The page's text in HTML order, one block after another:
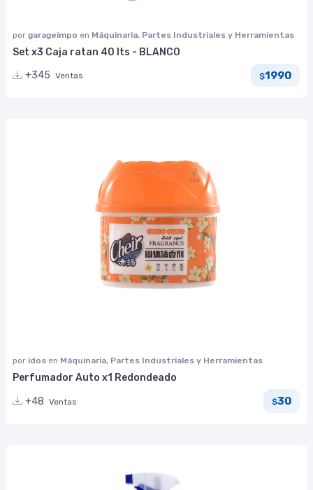
por garageimpo en Máquinaria, Partes Industriales y Herramientas
Set x3 Caja ratan 40 lts - BLANCO
+345 Ventas $1990
por idos en Máquinaria, Partes Industriales y Herramientas
Perfumador Auto x1 Redondeado
+48 Ventas $30